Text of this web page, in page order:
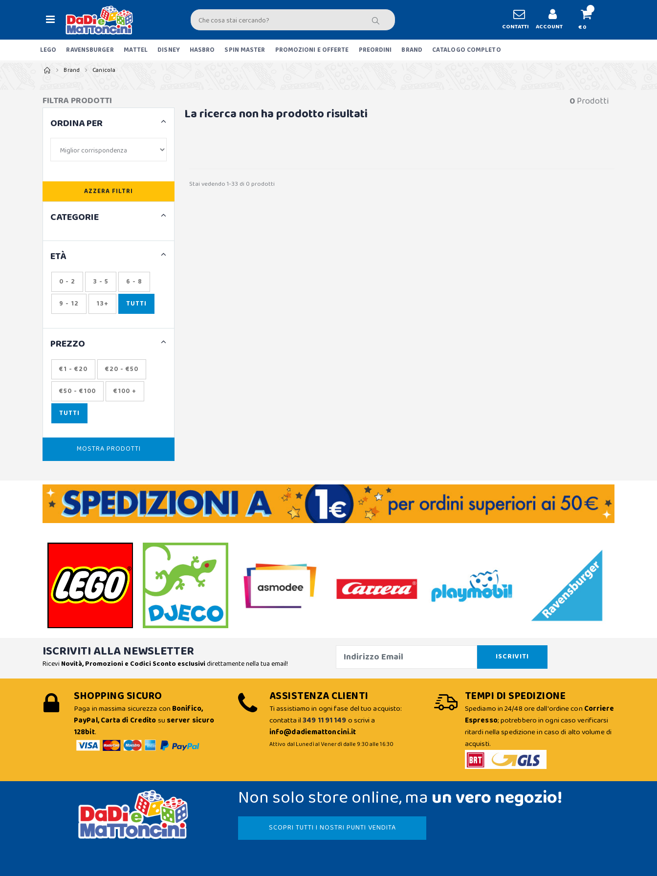
CONTATTI ACCOUNT € 0
LEGO RAVENSBURGER MATTEL DISNEY HASBRO SPIN MASTER PROMOZIONI E OFFERTE PREORDINI BRAND CATALOGO COMPLETO
Brand Canicola
0Prodotti
La ricerca non ha prodotto risultati
Stai vedendo 1-33 di 0 prodotti
FILTRA PRODOTTI
ORDINA PER
AZZERA FILTRI
CATEGORIE
ETÀ
0 - 2 3 - 5 6 - 8
9 - 12 13+ TUTTI
PREZZO
€1 - €20 €20 - €50
€50 - €100 €100 +
TUTTI
MOSTRA PRODOTTI
ISCRIVITI ALLA NEWSLETTER
Ricevi Novità, Promozioni e Codici Sconto esclusividirettamente nella tua email!
SHOPPING SICURO
Paga in massima sicurezza con Bonifico,
PayPal, Carta di Creditosu server sicuro
128bit.
ASSISTENZA CLIENTI
Ti assistiamo in ogni fase del tuo acquisto:
contatta il349 11 91 149o scrivi a
info@dadiemattoncini.it
Attivo dal Lunedì al Venerdì dalle 9:30 alle 16:30
TEMPI DI SPEDIZIONE
Spediamo in 24/48 ore dall'ordine con Corriere
Espresso; potrebbero in ogni caso verificarsi
ritardi nella spedizione in caso di alto volume di
acquisti.
Non solo store online, ma un vero negozio!
SCOPRI TUTTI I NOSTRI PUNTI VENDITA